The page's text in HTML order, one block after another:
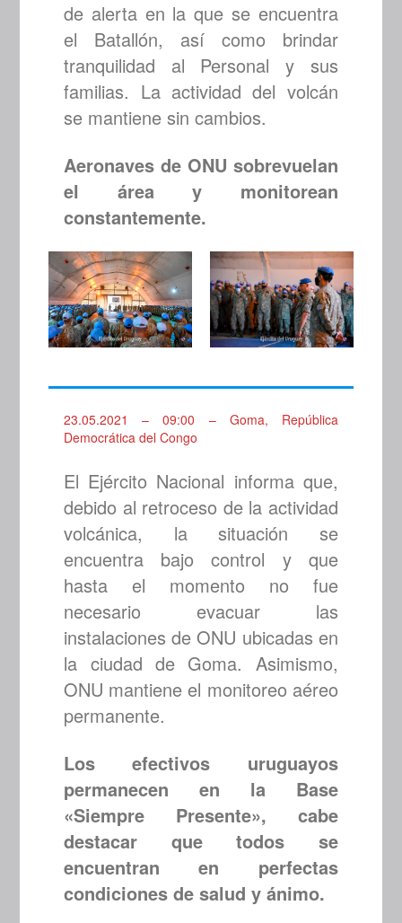
de alerta en la que se encuentra
el Batallón, así como brindar
tranquilidad al Personal y sus
familias. La actividad del volcán
se mantiene sin cambios.
Aeronaves de ONU sobrevuelan
el área y monitorean
constantemente.
23.05.2021 – 09:00 – Goma, República
Democrática del Congo
El Ejército Nacional informa que,
debido al retroceso de la actividad
volcánica, la situación se
encuentra bajo control y que
hasta el momento no fue
necesario evacuar las
instalaciones de ONU ubicadas en
la ciudad de Goma. Asimismo,
ONU mantiene el monitoreo aéreo
permanente.
Los efectivos uruguayos
permanecen en la Base
«Siempre Presente», cabe
destacar que todos se
encuentran en perfectas
condiciones de salud y ánimo.